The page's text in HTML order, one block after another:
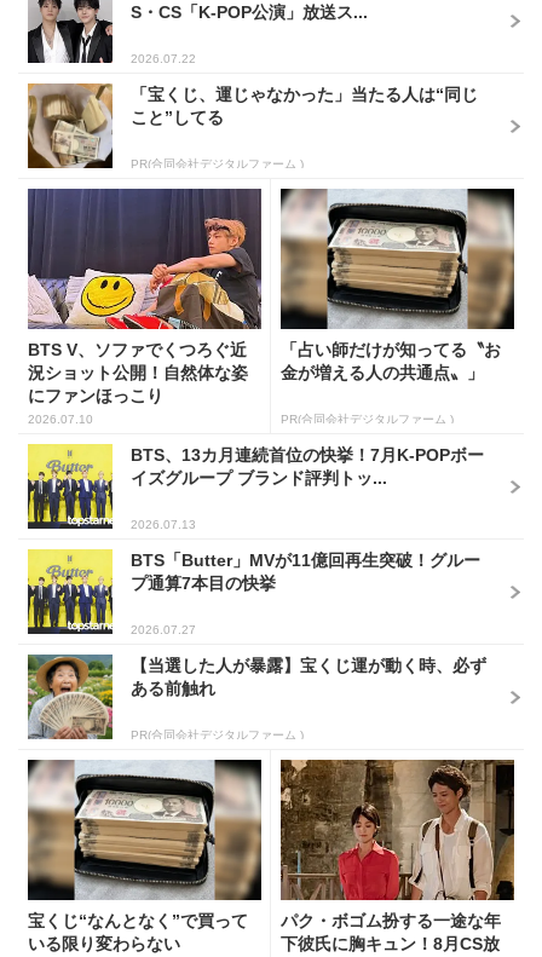
S・CS「K-POP公演」放送ス...
2026.07.22
「宝くじ、運じゃなかった」当たる人は“同じ
こと”してる
PR(合同会社デジタルファーム )
BTS V、ソファでくつろぐ近
況ショット公開！自然体な姿
にファンほっこり
2026.07.10
「占い師だけが知ってる〝お
金が増える人の共通点〟」
PR(合同会社デジタルファーム )
BTS、13カ月連続首位の快挙！7月K-POPボー
イズグループ ブランド評判トッ...
2026.07.13
BTS「Butter」MVが11億回再生突破！グルー
プ通算7本目の快挙
2026.07.27
【当選した人が暴露】宝くじ運が動く時、必ず
ある前触れ
PR(合同会社デジタルファーム )
宝くじ“なんとなく”で買って
いる限り変わらない
パク・ボゴム扮する一途な年
下彼氏に胸キュン！8月CS放